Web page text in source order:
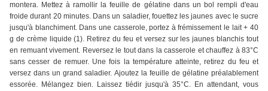
montera. Mettez à ramollir la feuille de gélatine dans un bol rempli d'eau
froide durant 20 minutes. Dans un saladier, fouettez les jaunes avec le sucre
jusqu'à blanchiment. Dans une casserole, portez à frémissement le lait + 40
g de crème liquide (1). Retirez du feu et versez sur les jaunes blanchis tout
en remuant vivement. Reversez le tout dans la casserole et chauffez à 83°C
sans cesser de remuer. Une fois la température atteinte, retirez du feu et
versez dans un grand saladier. Ajoutez la feuille de gélatine préalablement
essorée. Mélangez bien. Laissez tiédir jusqu'à 35°C. En attendant, vous